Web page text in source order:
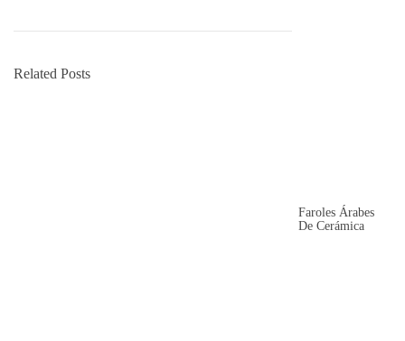
Related Posts
Faroles Árabes
De Cerámica